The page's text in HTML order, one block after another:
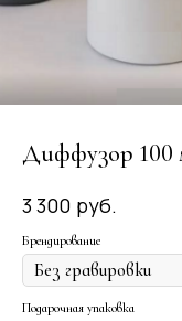
Диффузор 100
3 300 руб.
Брендирование
Подарочная упаковка